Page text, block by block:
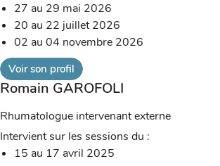
27 au 29 mai 2026
20 au 22 juillet 2026
02 au 04 novembre 2026
Voir son profil
Romain GAROFOLI
Rhumatologue intervenant externe
Intervient sur les sessions du :
15 au 17 avril 2025